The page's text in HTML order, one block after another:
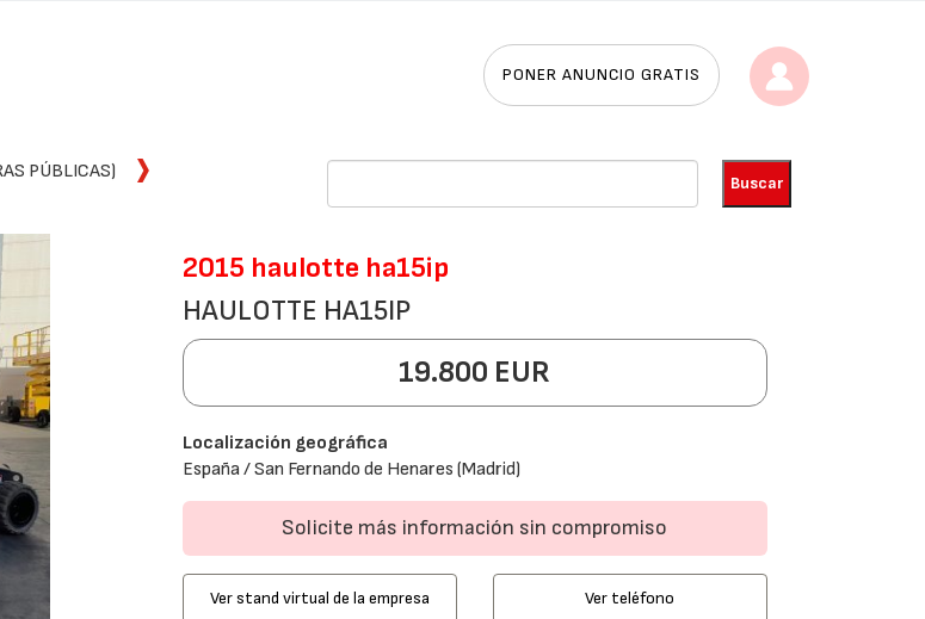
PONER ANUNCIO GRATIS
PÚBLICAS)
2015 haulotte ha15ip
HAULOTTE HA15IP
19.800 EUR
Localización geográfica
España / San Fernando de Henares (Madrid)
Solicite más información sin compromiso
Ver stand virtual de la empresa Ver teléfono